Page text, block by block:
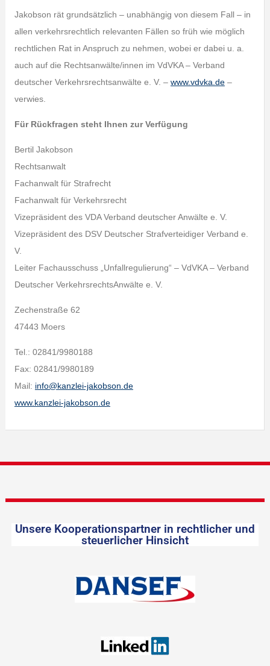
Jakobson rät grundsätzlich – unabhängig von diesem Fall – in
allen verkehrsrechtlich relevanten Fällen so früh wie möglich
rechtlichen Rat in Anspruch zu nehmen, wobei er dabei u. a.
auch auf die Rechtsanwälte/innen im VdVKA – Verband
deutscher Verkehrsrechtsanwälte e. V. – www.vdvka.de–
verwies.
Für Rückfragen steht Ihnen zur Verfügung
Bertil Jakobson
Rechtsanwalt
Fachanwalt für Strafrecht
Fachanwalt für Verkehrsrecht
Vizepräsident des VDA Verband deutscher Anwälte e. V.
Vizepräsident des DSV Deutscher Strafverteidiger Verband e.
V.
Leiter Fachausschuss „Unfallregulierung“ – VdVKA – Verband
Deutscher VerkehrsrechtsAnwälte e. V.
Zechenstraße 62
47443 Moers
Tel.: 02841/9980188
Fax: 02841/9980189
Mail: info@kanzlei-jakobson.de
www.kanzlei-jakobson.de
Unsere Kooperationspartner in rechtlicher und
steuerlicher Hinsicht